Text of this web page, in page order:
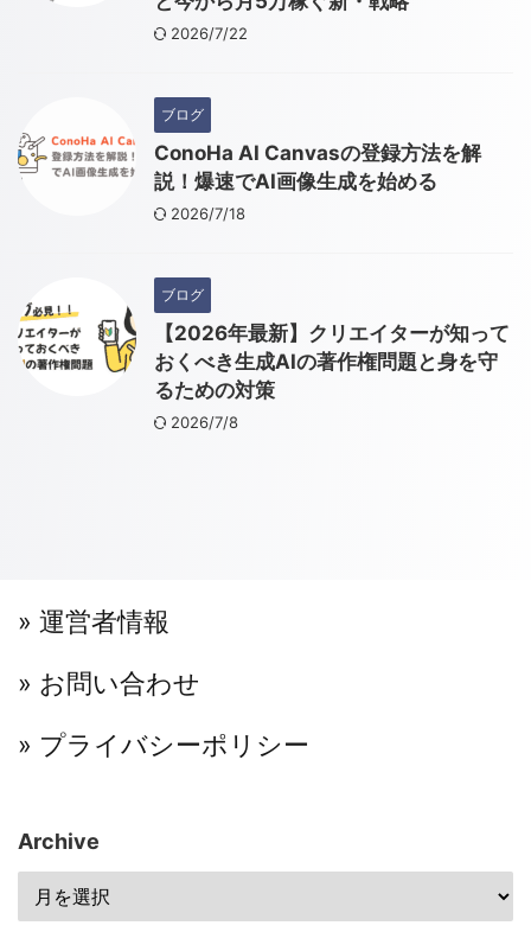
2026/7/22
ブログ
ConoHa AI Canvasの登録方法を解
説！爆速でAI画像生成を始める
2026/7/18
ブログ
【2026年最新】クリエイターが知って
おくべき生成AIの著作権問題と身を守
るための対策
2026/7/8
» 運営者情報
» お問い合わせ
» プライバシーポリシー
Archive